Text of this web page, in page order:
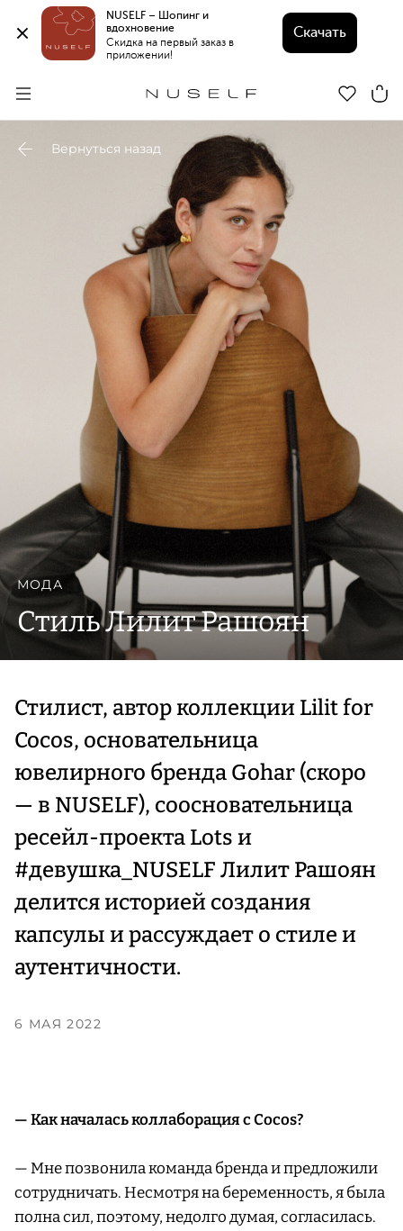
NUSELF – Шопинг и
вдохновение
Скидка на первый заказ в
приложении!
Скачать
Вернуться назад
МОДА
Стиль Лилит Рашоян
Стилист, автор коллекции Lilit for
Cocos, основательница
ювелирного бренда Gohar (скоро
— в NUSELF), соосновательница
ресейл-проекта Lots и
#девушка_NUSELF Лилит Рашоян
делится историей создания
капсулы и рассуждает о стиле и
аутентичности.
6 МАЯ 2022
— Как началась коллаборация с Cocos?
— Мне позвонила команда бренда и предложили
сотрудничать. Несмотря на беременность, я была
полна сил, поэтому, недолго думая, согласилась.